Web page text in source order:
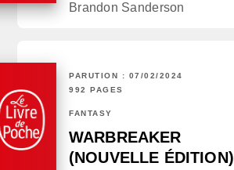
Brandon Sanderson
PARUTION : 07/02/2024
992 PAGES
FANTASY
WARBREAKER
(NOUVELLE ÉDITION)